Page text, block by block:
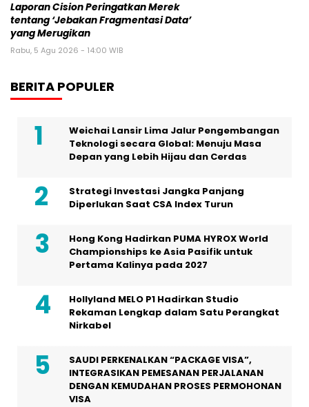
Laporan Cision Peringatkan Merek
tentang ‘Jebakan Fragmentasi Data’
yang Merugikan
Rabu, 5 Agu 2026 - 14:00 WIB
BERITA POPULER
Weichai Lansir Lima Jalur Pengembangan
Teknologi secara Global: Menuju Masa
Depan yang Lebih Hijau dan Cerdas
Strategi Investasi Jangka Panjang
Diperlukan Saat CSA Index Turun
Hong Kong Hadirkan PUMA HYROX World
Championships ke Asia Pasifik untuk
Pertama Kalinya pada 2027
Hollyland MELO P1 Hadirkan Studio
Rekaman Lengkap dalam Satu Perangkat
Nirkabel
SAUDI PERKENALKAN “PACKAGE VISA”,
INTEGRASIKAN PEMESANAN PERJALANAN
DENGAN KEMUDAHAN PROSES PERMOHONAN
VISA